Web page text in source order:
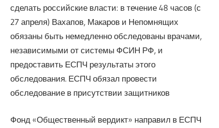
сделать российские власти: в течение 48 часов (с
27 апреля) Вахапов, Макаров и Непомнящих
обязаны быть немедленно обследованы врачами,
независимыми от системы ФСИН РФ, и
предоставить ЕСПЧ результаты этого
обследования. ЕСПЧ обязал провести
обследование в присутствии защитников
Фонд «Общественный вердикт» направил в ЕСПЧ